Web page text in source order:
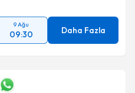
9 Ağu
09:30 Daha Fazla